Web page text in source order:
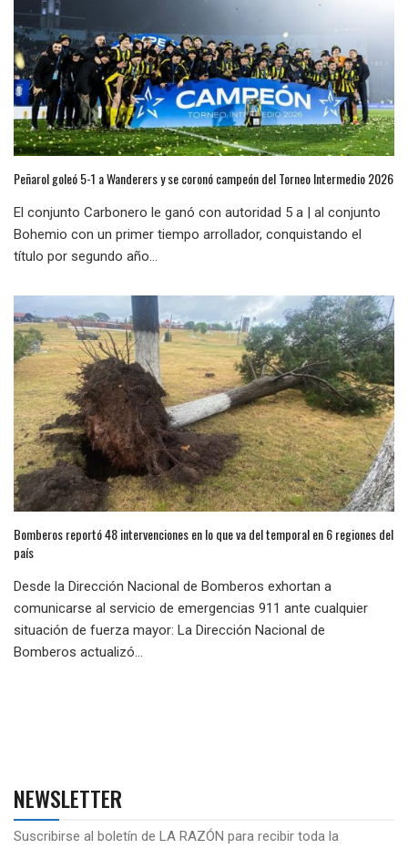
Peñarol goleó 5-1 a Wanderers y se coronó campeón del Torneo Intermedio 2026
El conjunto Carbonero le ganó con autoridad 5 a | al conjunto
Bohemio con un primer tiempo arrollador, conquistando el
título por segundo año...
Bomberos reportó 48 intervenciones en lo que va del temporal en 6 regiones del
país
Desde la Dirección Nacional de Bomberos exhortan a
comunicarse al servicio de emergencias 911 ante cualquier
situación de fuerza mayor: La Dirección Nacional de
Bomberos actualizó...
NEWSLETTER
Suscribirse al boletín de LA RAZÓN para recibir toda la